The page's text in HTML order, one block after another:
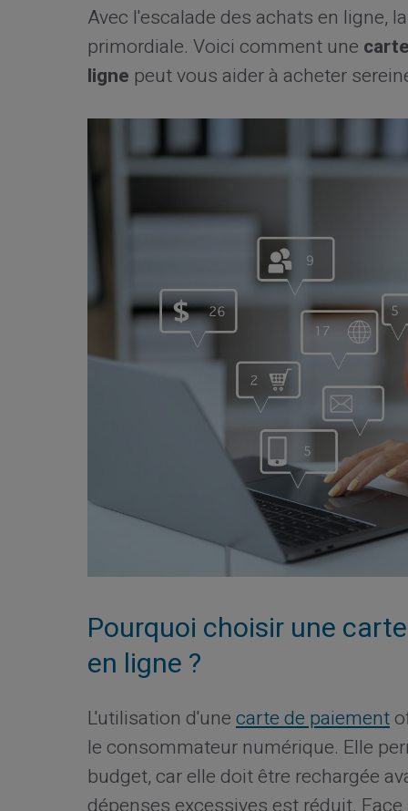
Avec l'escalade des achats en ligne, la
primordiale. Voici comment une
ligne peut vous aider à acheter
Pourquoi choisir une
en ligne ?
L'utilisation d'unecarte de paiement
le consommateur numérique. Elle
budget, car elle doit être rechargée